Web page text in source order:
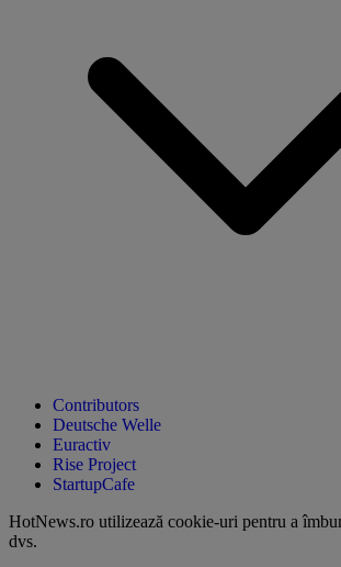
Contributors
Deutsche Welle
Euractiv
Rise Project
StartupCafe
HotNews.ro utilizează cookie-uri pentru a
dvs.